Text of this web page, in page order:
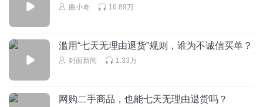
曲小奇 16.89万
滥用“七天无理由退货”规则，谁为不诚信买单？
封面新闻 1.33万
网购二手商品，也能七天无理由退货吗？